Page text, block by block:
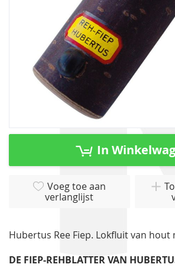
Ga
In
Voeg toe aan
verlanglijst
Hubertus Ree Fiep. Lokfluit van
DE FIEP-REHBLATTER VAN